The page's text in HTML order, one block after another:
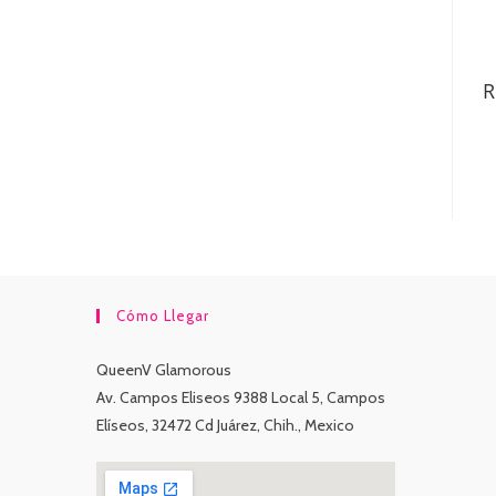
Cómo Llegar
QueenV Glamorous
Av. Campos Eliseos 9388 Local 5, Campos
Elíseos, 32472 Cd Juárez, Chih., Mexico